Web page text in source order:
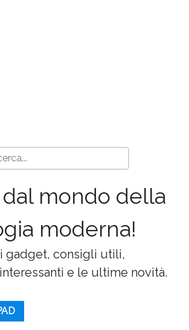
mondo della
moderna!
gadget, consigli utili,
e le ultime novità.